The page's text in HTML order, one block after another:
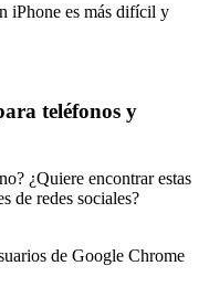
iPhone es más difícil y
teléfonos y
¿Quiere encontrar estas
de redes sociales?
de Google Chrome